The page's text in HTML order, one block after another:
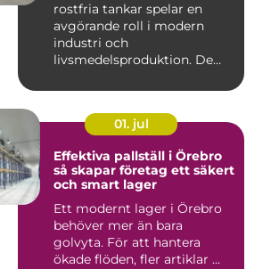
rostfria tankar spelar en
avgörande roll i modern
industri och
livsmedelsproduktion. De
01. jul
Effektiva pallställ i Örebro
så skapar företag ett säkert
och smart lager
Ett modernt lager i Örebro
behöver mer än bara
golvyta. För att hantera
ökade flöden, fler artiklar ...